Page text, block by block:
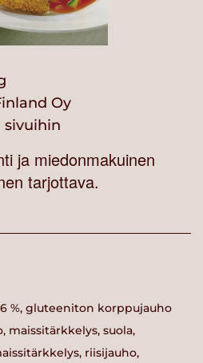
Oy
sivuihin
ja miedonmakuinen
tarjottava.
%, gluteeniton korppujauho
maissitärkkelys, suola,
riisijauho,